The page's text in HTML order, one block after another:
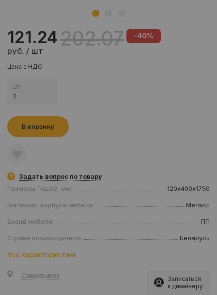
121.24
руб. / шт
202.07 -40%
Цена с НДС
шт.
В корзину
Задать вопрос по товару
Размеры ГхШхВ, мм:
120х400х1750
Материал корпуса мебели: Металл
Бренд мебели: ПП
Страна производителя: Беларусь
Все характеристики
Самовывоз
Записаться
к дизайнеру